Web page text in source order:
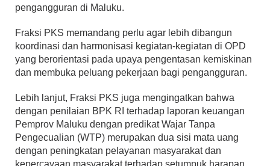
pengangguran di Maluku.
Fraksi PKS memandang perlu agar lebih dibangun
koordinasi dan harmonisasi kegiatan-kegiatan di OPD
yang berorientasi pada upaya pengentasan kemiskinan
dan membuka peluang pekerjaan bagi pengangguran.
Lebih lanjut, Fraksi PKS juga mengingatkan bahwa
dengan penilaian BPK RI terhadap laporan keuangan
Pemprov Maluku dengan predikat Wajar Tanpa
Pengecualian (WTP) merupakan dua sisi mata uang
dengan peningkatan pelayanan masyarakat dan
kepercayaan masyarakat terhadap setumpuk harapan.